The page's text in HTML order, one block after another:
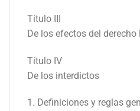
Título III
De los efectos del derecho
Título IV
De los interdictos
1. Definiciones y reglas